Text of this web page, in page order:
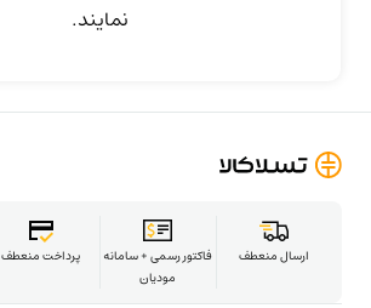
نمایند.
پرداخت منعطف
فاکتور رسمی + سامانه
مودیان
ارسال منعطف